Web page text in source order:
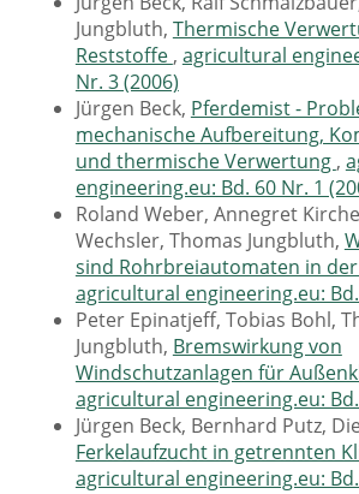
Jungbluth, Thermische
Reststoffe , agricultural
Nr. 3 (2006)
Jürgen Beck, Pferdemist -
mechanische Aufbereitung,
und thermische Verwertung ,
engineering.eu: Bd. 60 Nr. 1
Roland Weber, Annegret
Wechsler, Thomas Jungbluth,
sind Rohrbreiautomaten in
agricultural engineering.eu:
Peter Epinatjeff, Tobias Bohl,
Jungbluth, Bremswirkung von
Windschutzanlagen für
agricultural engineering.eu:
Jürgen Beck, Bernhard Putz,
Ferkelaufzucht in getrennten
agricultural engineering.eu: